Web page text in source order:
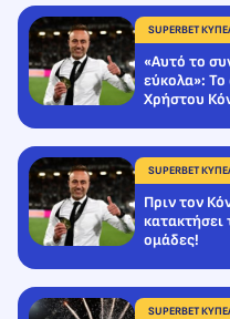
SUPERBET
«Αυτό το
εύκολα»: Το
Χρήστου
SUPERBET
Πριν τον
ομάδες!
SUPERBET